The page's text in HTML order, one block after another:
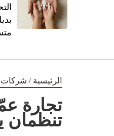
الرئيسية / شركات
تجارة
تنظمان